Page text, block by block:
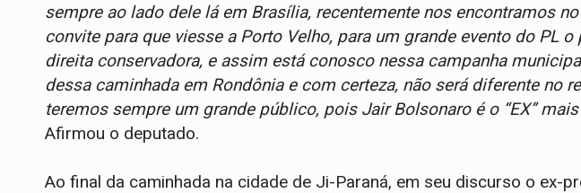
sempre ao lado dele lá em Brasília, recentemente nos encontramos
convite para que viesse a Porto Velho, para um grande evento do PL
direita conservadora, e assim está conosco nessa campanha
dessa caminhada em Rondônia e com certeza, não será diferente no
teremos sempre um grande público, pois Jair Bolsonaro é o “EX”
Afirmou o deputado.
Ao final da caminhada na cidade de Ji-Paraná, em seu discurso o ex-